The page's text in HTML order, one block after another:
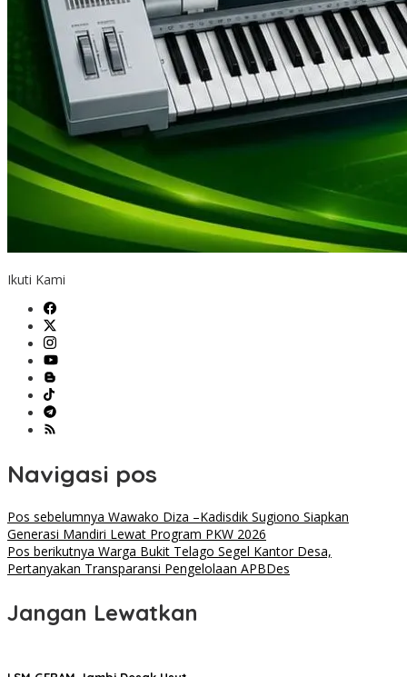
Ikuti Kami
Navigasi pos
Pos sebelumnya Wawako Diza –Kadisdik Sugiono Siapkan
Generasi Mandiri Lewat Program PKW 2026
Pos berikutnya Warga Bukit Telago Segel Kantor Desa,
Pertanyakan Transparansi Pengelolaan APBDes
Jangan Lewatkan